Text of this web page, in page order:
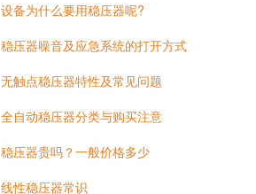
设备为什么要用稳压器呢?
稳压器噪音及应急系统的打开方式
无触点稳压器特性及常见问题
全自动稳压器分类与购买注意
稳压器贵吗？一般价格多少
线性稳压器常识